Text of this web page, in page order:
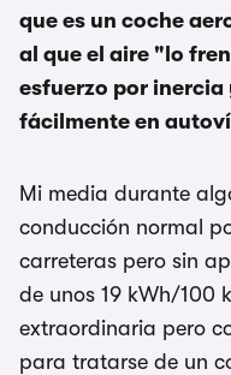
que es un coche
al que el aire "lo
esfuerzo por inercia
fácilmente en
Mi media durante
conducción normal
carreteras pero sin
de unos 19 kWh/100
extraordinaria pero
para tratarse de un